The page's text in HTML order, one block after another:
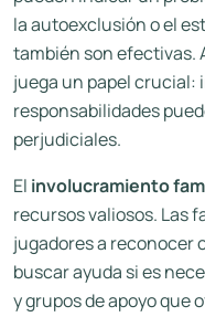
la autoexclusión o el
también son efectivas.
juega un papel crucial:
responsabilidades
perjudiciales.
El involucramiento
recursos valiosos. Las
jugadores a reconocer
buscar ayuda si es
y grupos de apoyo